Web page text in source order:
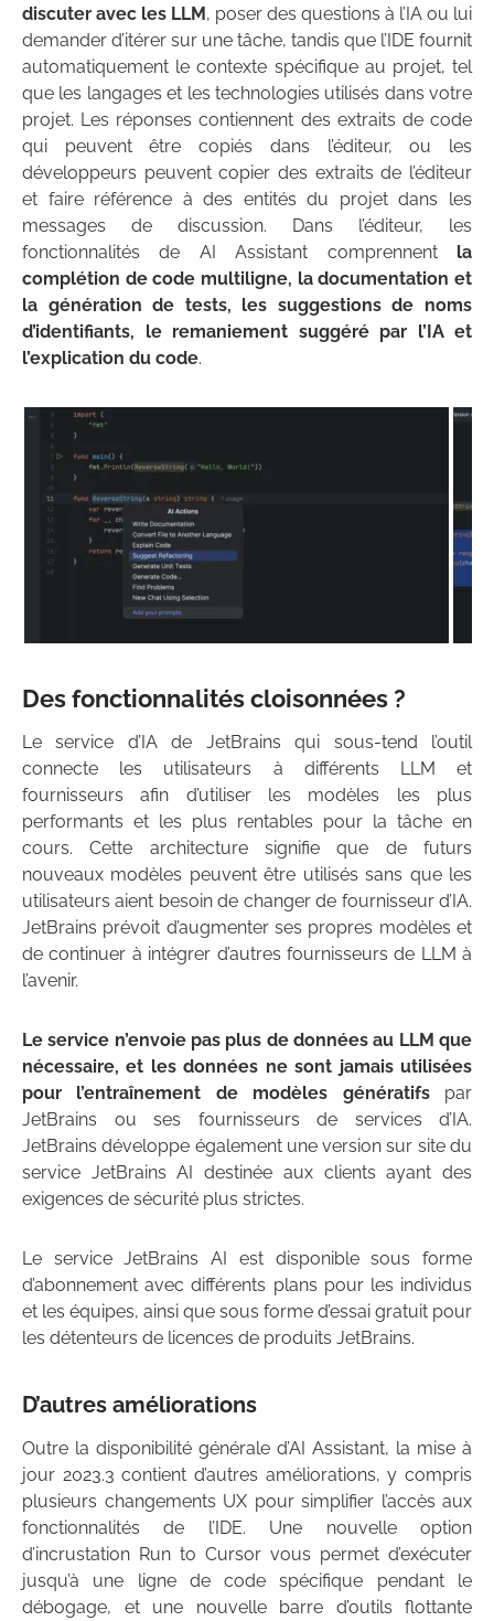
discuter avec les LLM, poser des questions à l’IA ou lui
demander d’itérer sur une tâche, tandis que l’IDE fournit
automatiquement le contexte spécifique au projet, tel
que les langages et les technologies utilisés dans votre
projet. Les réponses contiennent des extraits de code
qui peuvent être copiés dans l’éditeur, ou les
développeurs peuvent copier des extraits de l’éditeur
et faire référence à des entités du projet dans les
messages de discussion. Dans l’éditeur, les
fonctionnalités de AI Assistant comprennent la
complétion de code multiligne, la documentation et
la génération de tests, les suggestions de noms
d’identifiants, le remaniement suggéré par l’IA et
l’explication du code.
Des fonctionnalités cloisonnées ?
Le service d’IA de JetBrains qui sous-tend l’outil
connecte les utilisateurs à différents LLM et
fournisseurs afin d’utiliser les modèles les plus
performants et les plus rentables pour la tâche en
cours. Cette architecture signifie que de futurs
nouveaux modèles peuvent être utilisés sans que les
utilisateurs aient besoin de changer de fournisseur d’IA.
JetBrains prévoit d’augmenter ses propres modèles et
de continuer à intégrer d’autres fournisseurs de LLM à
l’avenir.
Le service n’envoie pas plus de données au LLM que
nécessaire, et les données ne sont jamais utilisées
pour l’entraînement de modèles génératifspar
JetBrains ou ses fournisseurs de services d’IA.
JetBrains développe également une version sur site du
service JetBrains AI destinée aux clients ayant des
exigences de sécurité plus strictes.
Le service JetBrains AI est disponible sous forme
d’abonnement avec différents plans pour les individus
et les équipes, ainsi que sous forme d’essai gratuit pour
les détenteurs de licences de produits JetBrains.
D’autres améliorations
Outre la disponibilité générale d’AI Assistant, la mise à
jour 2023.3 contient d’autres améliorations, y compris
plusieurs changements UX pour simplifier l’accès aux
fonctionnalités de l’IDE. Une nouvelle option
d’incrustation Run to Cursor vous permet d’exécuter
jusqu’à une ligne de code spécifique pendant le
débogage, et une nouvelle barre d’outils flottante